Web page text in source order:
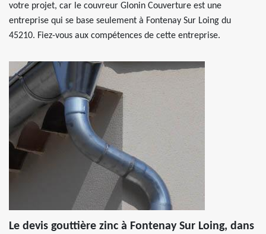
votre projet, car le couvreur Glonin Couverture est une
entreprise qui se base seulement à Fontenay Sur Loing du
45210. Fiez-vous aux compétences de cette entreprise.
Le devis gouttière zinc à Fontenay Sur Loing, dans